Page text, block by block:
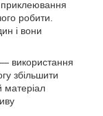
приклеювання
робити.
і вони
використання
збільшити
матеріал